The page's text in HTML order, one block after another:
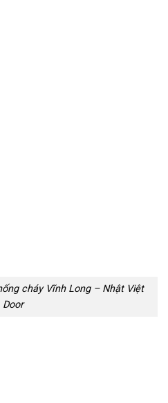
cháy Vĩnh Long – Nhật Việt
Door